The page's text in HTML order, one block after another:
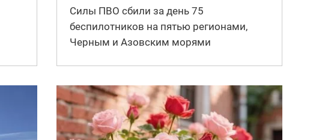
Силы ПВО сбили за день 75
беспилотников на пятью регионами,
Черным и Азовским морями